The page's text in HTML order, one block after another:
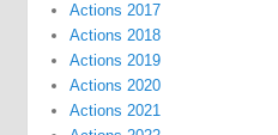
Actions 2017
Actions 2018
Actions 2019
Actions 2020
Actions 2021